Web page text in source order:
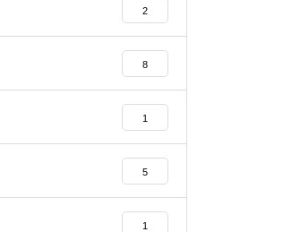
2
8
1
5
1